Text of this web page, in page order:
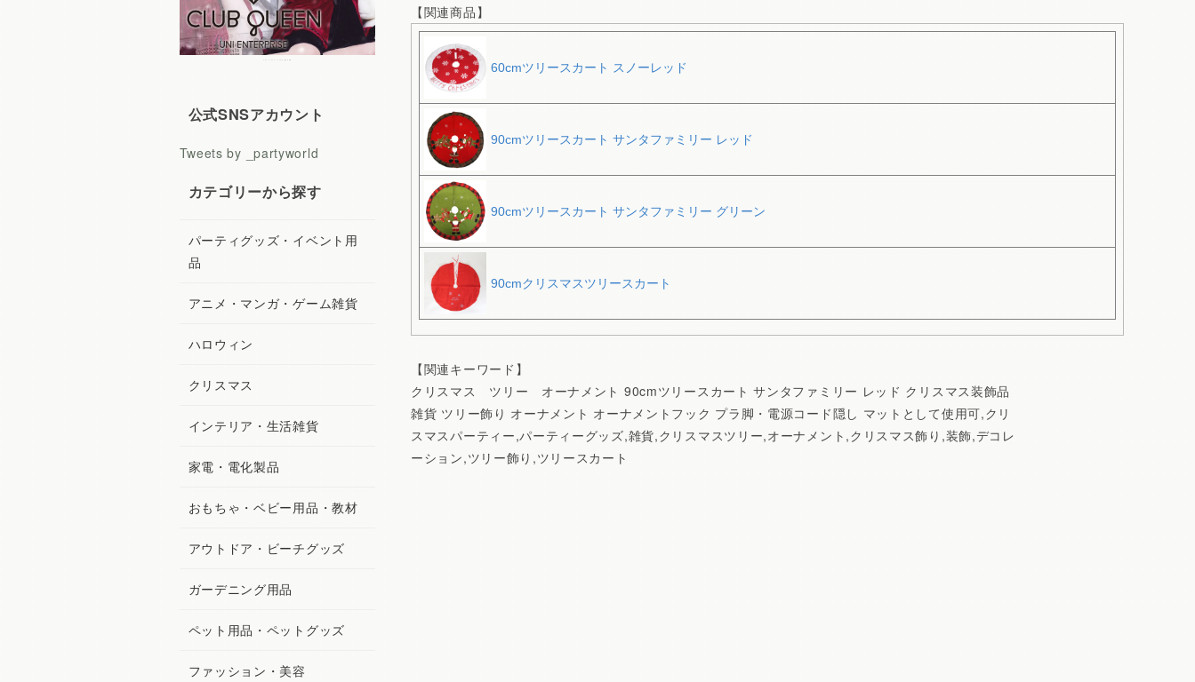
【関連商品】
【関連キーワード】
クリスマス ツリー オーナメント 90cmツリースカート サンタファミリー レッド クリスマス装飾品
雑貨 ツリー飾り オーナメント オーナメントフック プラ脚・電源コード隠し マットとして使用可,クリ
スマスパーティー,パーティーグッズ,雑貨,クリスマスツリー,オーナメント,クリスマス飾り,装飾,デコレ
ーション,ツリー飾り,ツリースカート
公式SNSアカウント
Tweets by _partyworld
カテゴリーから探す
パーティグッズ・イベント用
品
アニメ・マンガ・ゲーム雑貨
ハロウィン
クリスマス
インテリア・生活雑貨
家電・電化製品
おもちゃ・ベビー用品・教材
アウトドア・ビーチグッズ
ガーデニング用品
ペット用品・ペットグッズ
ファッション・美容